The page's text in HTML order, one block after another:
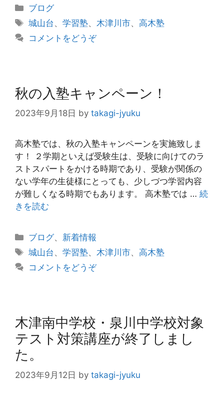
カ
テ
リ
ブログ
タ
城山台 、学習塾、 木津川市、高木塾
コメントをどうぞ
秋の入塾キャンペーン！
2023年9月18日 by takagi-jyuku
高木塾では、秋の入塾キャンペーンを実施致しま
す！ ２学期といえば受験生は、受験に向けてのラ
ストスパートをかける時期であり、受験が関係の
ない学年の生徒様にとっても、少しづつ学習内容
が難しくなる時期でもあります。 高木塾では … 続
きを読む
カ
テ
リ
ブログ、 新着情報
タ
グ
城山台 、学習塾、木津川市、高木塾
コメントをどうぞ
木津南中学校・泉川中学校対象
テスト対策講座が終了しまし
た。
2023年9月12日 by takagi-jyuku